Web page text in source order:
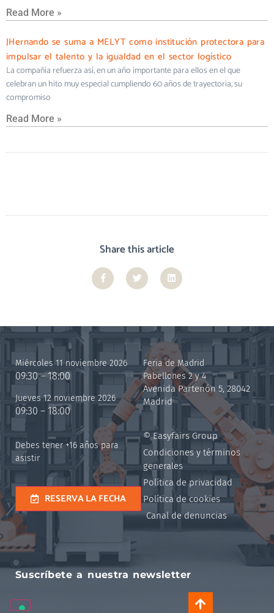
Read More »
JHernando se suma a MELYT como institución protectora para
impulsar el talento y la igualdad en el sector logístico
La compañía refuerza así, en un año importante para ellos en el que
celebran un hito muy especial cumpliendo 60 años de trayectoria, su
compromiso
Read More »
Share this article
Miércoles 11 noviembre 2026
09:30 – 18:00
Jueves 12 noviembre 2026
09:30 – 18:00
Debes tener +16 años para
asistir
RESERVA LA FECHA
Feria de Madrid
Pabellones 2 y 4
Avenida Partenón 5, 28042
Madrid
© Easyfairs Group
Condiciones y términos
generales
Política de privacidad
Política de cookies
Canal de denuncias
Suscríbete a nuestra newsletter